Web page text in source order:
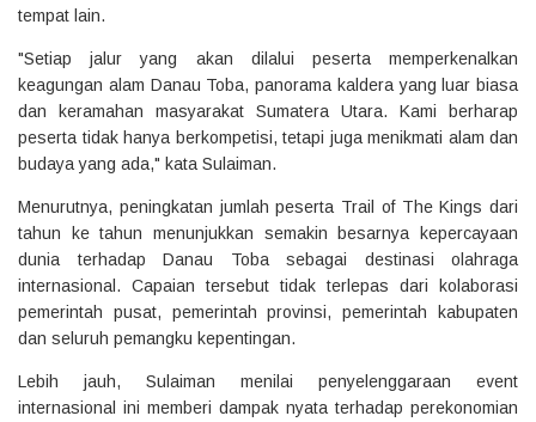
tempat lain.
"Setiap jalur yang akan dilalui peserta memperkenalkan
keagungan alam Danau Toba, panorama kaldera yang luar biasa
dan keramahan masyarakat Sumatera Utara. Kami berharap
peserta tidak hanya berkompetisi, tetapi juga menikmati alam dan
budaya yang ada," kata Sulaiman.
Menurutnya, peningkatan jumlah peserta Trail of The Kings dari
tahun ke tahun menunjukkan semakin besarnya kepercayaan
dunia terhadap Danau Toba sebagai destinasi olahraga
internasional. Capaian tersebut tidak terlepas dari kolaborasi
pemerintah pusat, pemerintah provinsi, pemerintah kabupaten
dan seluruh pemangku kepentingan.
Lebih jauh, Sulaiman menilai penyelenggaraan event
internasional ini memberi dampak nyata terhadap perekonomian